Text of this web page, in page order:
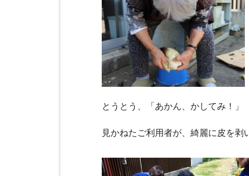
とうとう、「あかん、かしてみ！」
見かねたご利用者が、綺麗に皮を剥